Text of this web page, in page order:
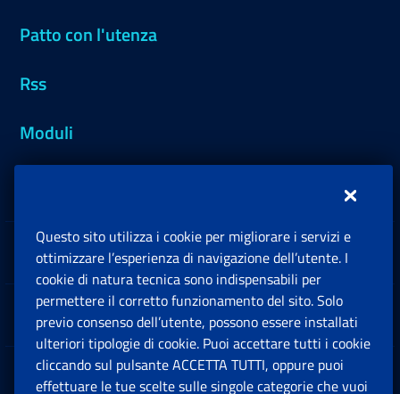
Patto con l'utenza
Rss
Moduli
Sedi e Contatti
Software
Note Legali
Questo sito utilizza i cookie per migliorare i servizi e
ottimizzare l’esperienza di navigazione dell’utente. I
cookie di natura tecnica sono indispensabili per
permettere il corretto funzionamento del sito. Solo
previo consenso dell’utente, possono essere installati
ulteriori tipologie di cookie. Puoi accettare tutti i cookie
cliccando sul pulsante ACCETTA TUTTI, oppure puoi
effettuare le tue scelte sulle singole categorie che vuoi